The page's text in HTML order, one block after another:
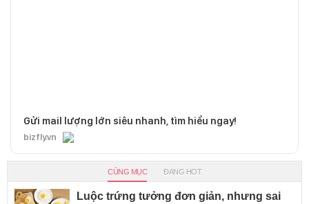
Gửi mail lượng lớn siêu nhanh, tìm hiểu ngay!
bizfly.vn
CÙNG MỤC ĐANG HOT
Luộc trứng tưởng đơn giản, nhưng sai